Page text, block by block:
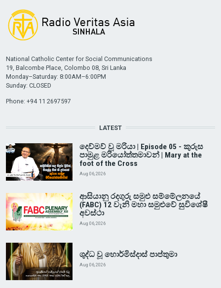
National Catholic Center for Social Communications
19, Balcombe Place, Colombo 08, Sri Lanka
Monday–Saturday: 8:00AM–6:00PM
Sunday: CLOSED
Phone: +94 11 2697597
LATEST
දෙව්මව් වූ මරියා | Episode 05 - කුරුස
පාමුළ මරියෝත්තමාවන් | Mary at the
foot of the Cross
Aug 06, 2026
ආසියානු රදගුරු සමුළු සම්මේලනයේ
(FABC) 12 වැනි මහා සමුළුවේ සුවිශේෂී
අවස්ථා
Aug 06, 2026
ශුද්ධ වූ හොර්මිස්දාස් පාප්තුමා
Aug 06, 2026